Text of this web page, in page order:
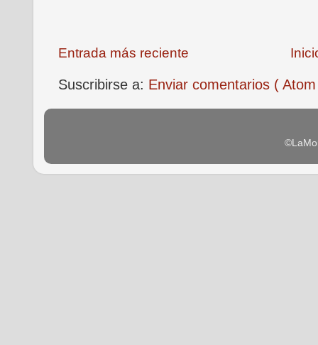
Entrada más reciente
Suscribirse a: Enviar comentarios (